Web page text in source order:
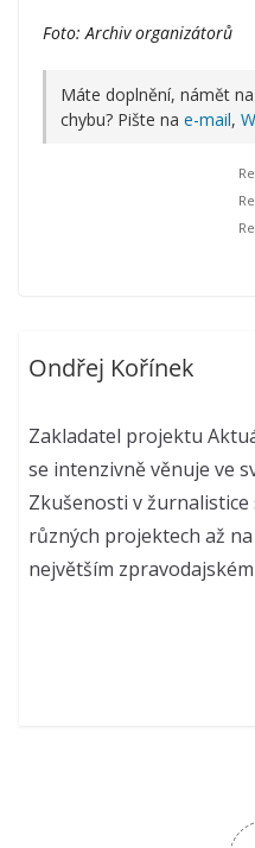
Foto: Archiv organizátorů
Máte doplnění, námět
chybu? Pište na e-mail,
Ondřej Kořínek
Zakladatel projektu
se intenzivně věnuje ve
Zkušenosti v
různých projektech až
největším